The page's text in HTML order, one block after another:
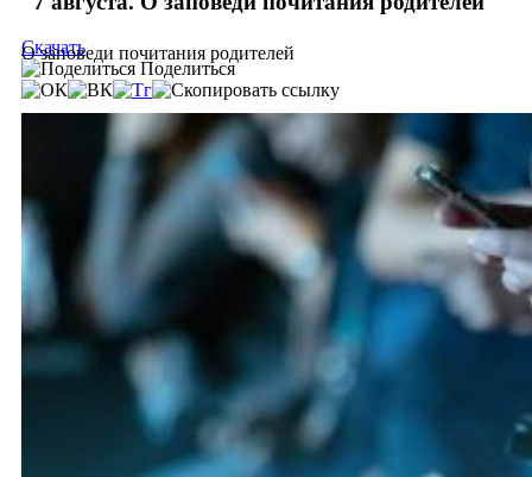
О заповеди почитания родителей
Скачать
Поделиться